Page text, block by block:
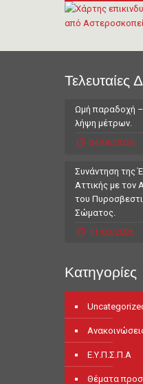
Τελευταίες
Ωμή παραδοχή
λήψη μέτρων.
04/06/2026
Συνάντηση της
Αττικής με τον
του
Σώματος.
11/03/2026
Κατηγορίες
Ε.Υ.Π.Σ.Π.Α
Θέματα